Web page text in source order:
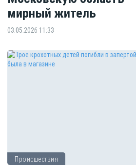
мирный житель
03.05.2026 11:33
Происшествия